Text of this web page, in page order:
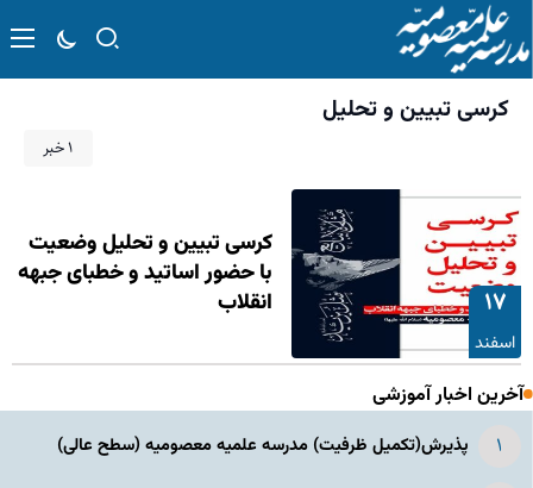
کرسی تبیین و تحلیل
۱ خبر
۱۷
اسفند
کرسی تبیین و تحلیل وضعیت
با حضور اساتید و خطبای جبهه
انقلاب
آخرین اخبار آموزشی
پذیرش(تکمیل ظرفیت) مدرسه علمیه معصومیه‌ (سطح عالی)